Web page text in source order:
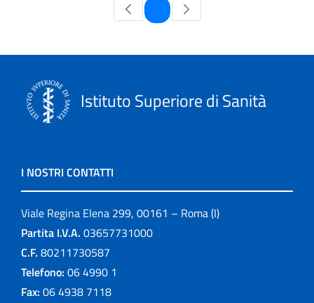
Pagina
Istituto Superiore di Sanità
I NOSTRI CONTATTI
Viale Regina Elena 299, 00161 – Roma (I)
Partita I.V.A. 03657731000
C.F. 80211730587
Telefono: 06 4990 1
Fax: 06 4938 7118